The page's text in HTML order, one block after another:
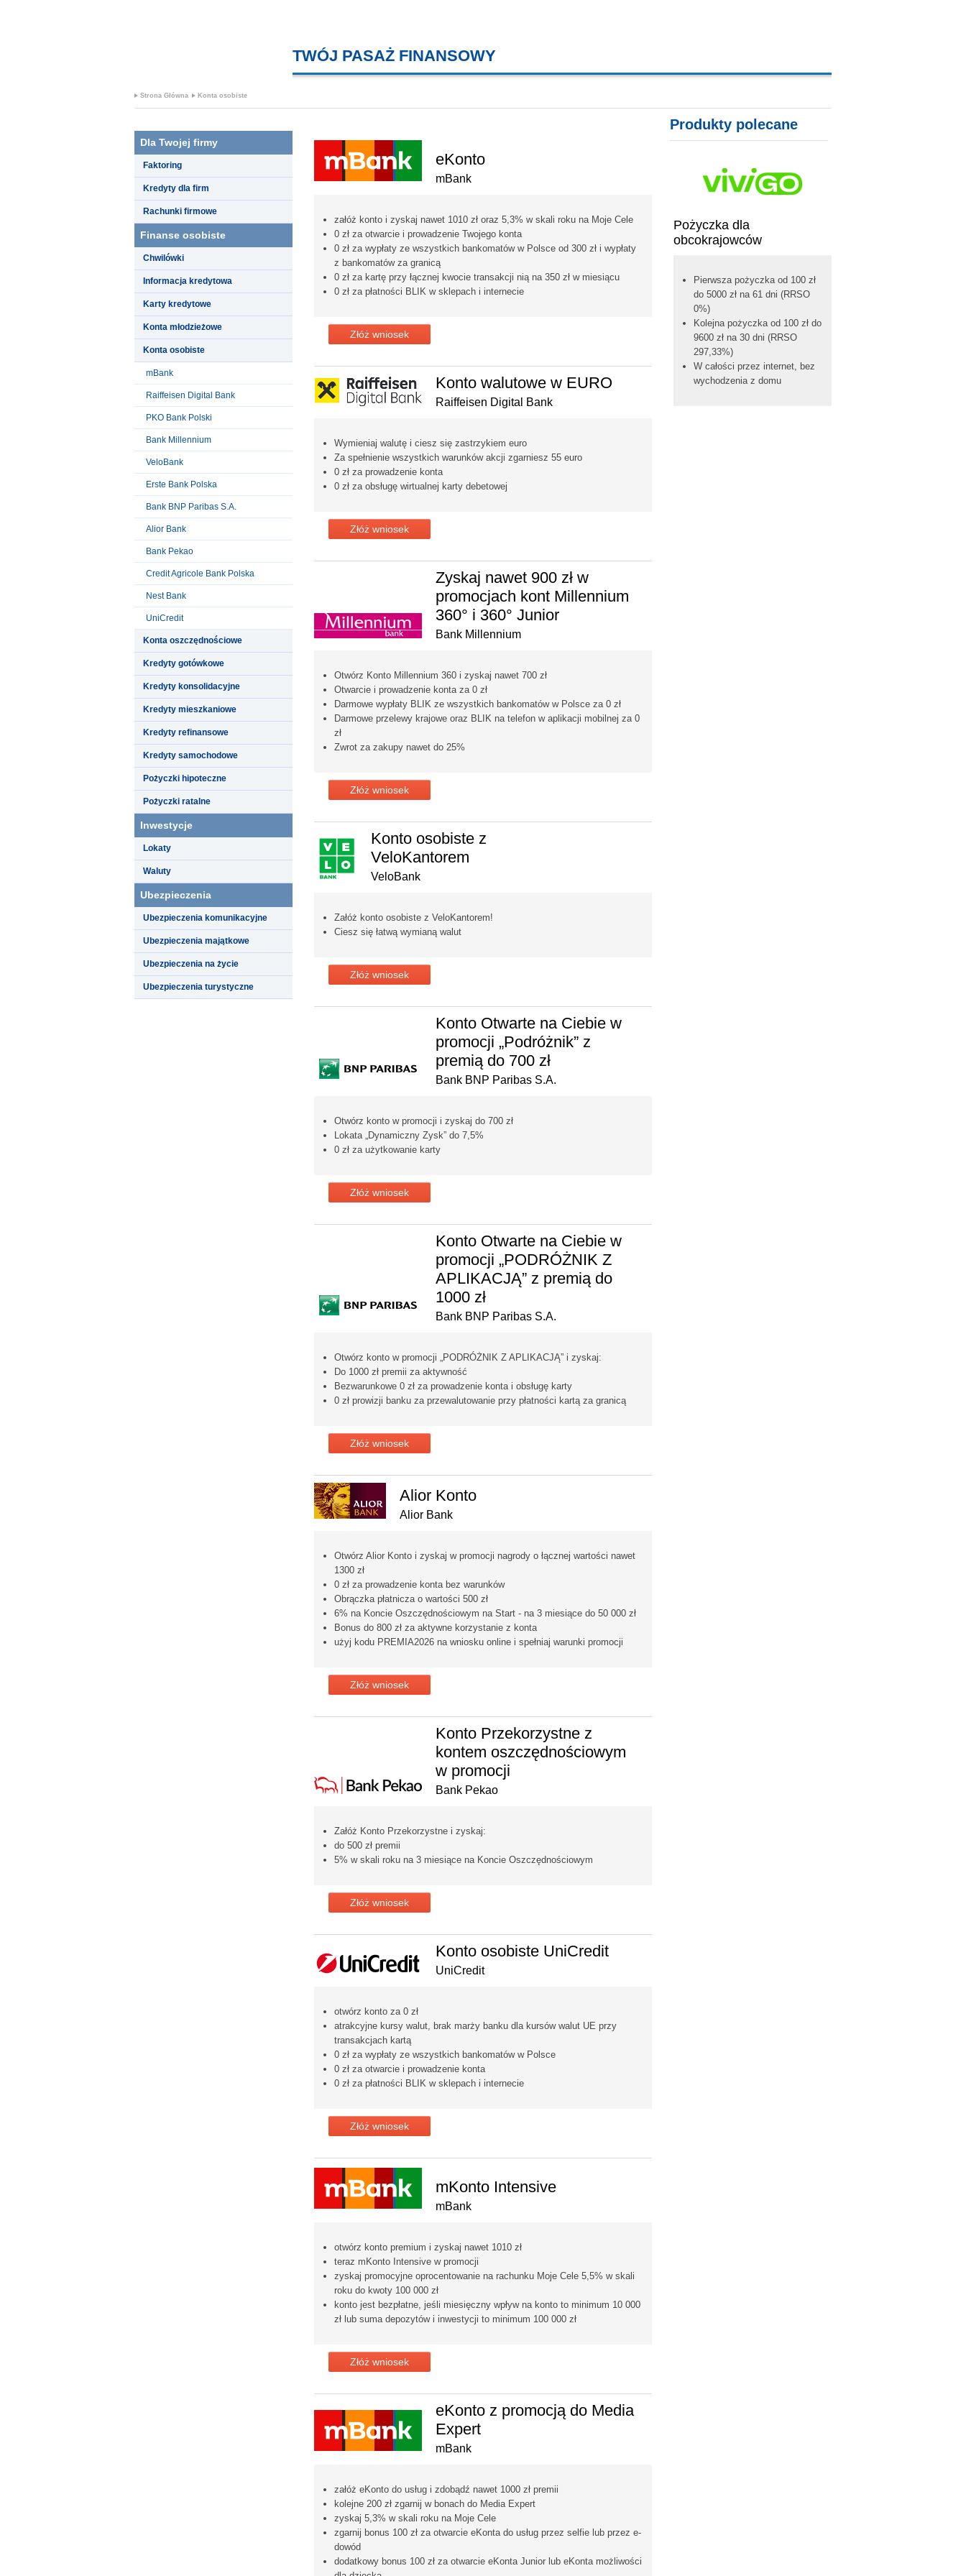
TWÓJ PASAŻ FINANSOWY
Strona Główna Konta osobiste
Dla Twojej firmy
Faktoring
Kredyty dla firm
Rachunki firmowe
Finanse osobiste
Chwilówki
Informacja kredytowa
Karty kredytowe
Konta młodzieżowe
Konta osobiste
mBank
Raiffeisen Digital Bank
PKO Bank Polski
Bank Millennium
VeloBank
Erste Bank Polska
Bank BNP Paribas S.A.
Alior Bank
Bank Pekao
Credit Agricole Bank Polska
Nest Bank
UniCredit
Konta oszczędnościowe
Kredyty gotówkowe
Kredyty konsolidacyjne
Kredyty mieszkaniowe
Kredyty refinansowe
Kredyty samochodowe
Pożyczki hipoteczne
Pożyczki ratalne
Inwestycje
Lokaty
Waluty
Ubezpieczenia
Ubezpieczenia komunikacyjne
Ubezpieczenia majątkowe
Ubezpieczenia na życie
Ubezpieczenia turystyczne
eKonto
mBank
załóż konto i zyskaj nawet 1010 zł oraz 5,3% w skali roku na Moje Cele
0 zł za otwarcie i prowadzenie Twojego konta
0 zł za wypłaty ze wszystkich bankomatów w Polsce od 300 zł i wypłaty
z bankomatów za granicą
0 zł za kartę przy łącznej kwocie transakcji nią na 350 zł w miesiącu
0 zł za płatności BLIK w sklepach i internecie
Złóż wniosek
Konto walutowe w EURO
Raiffeisen Digital Bank
Wymieniaj walutę i ciesz się zastrzykiem euro
Za spełnienie wszystkich warunków akcji zgarniesz 55 euro
0 zł za prowadzenie konta
0 zł za obsługę wirtualnej karty debetowej
Złóż wniosek
Zyskaj nawet 900 zł w
promocjach kont Millennium
360° i 360° Junior
Bank Millennium
Otwórz Konto Millennium 360 i zyskaj nawet 700 zł
Otwarcie i prowadzenie konta za 0 zł
Darmowe wypłaty BLIK ze wszystkich bankomatów w Polsce za 0 zł
Darmowe przelewy krajowe oraz BLIK na telefon w aplikacji mobilnej za 0
zł
Zwrot za zakupy nawet do 25%
Złóż wniosek
Konto osobiste z
VeloKantorem
VeloBank
Załóż konto osobiste z VeloKantorem!
Ciesz się łatwą wymianą walut
Złóż wniosek
Konto Otwarte na Ciebie w
promocji „Podróżnik” z
premią do 700 zł
Bank BNP Paribas S.A.
Otwórz konto w promocji i zyskaj do 700 zł
Lokata „Dynamiczny Zysk” do 7,5%
0 zł za użytkowanie karty
Złóż wniosek
Konto Otwarte na Ciebie w
promocji „PODRÓŻNIK Z
APLIKACJĄ” z premią do
1000 zł
Bank BNP Paribas S.A.
Otwórz konto w promocji „PODRÓŻNIK Z APLIKACJĄ” i zyskaj:
Do 1000 zł premii za aktywność
Bezwarunkowe 0 zł za prowadzenie konta i obsługę karty
0 zł prowizji banku za przewalutowanie przy płatności kartą za granicą
Złóż wniosek
Alior Konto
Alior Bank
Otwórz Alior Konto i zyskaj w promocji nagrody o łącznej wartości nawet
1300 zł
0 zł za prowadzenie konta bez warunków
Obrączka płatnicza o wartości 500 zł
6% na Koncie Oszczędnościowym na Start - na 3 miesiące do 50 000 zł
Bonus do 800 zł za aktywne korzystanie z konta
użyj kodu PREMIA2026 na wniosku online i spełniaj warunki promocji
Złóż wniosek
Konto Przekorzystne z
kontem oszczędnościowym
w promocji
Bank Pekao
Załóż Konto Przekorzystne i zyskaj:
do 500 zł premii
5% w skali roku na 3 miesiące na Koncie Oszczędnościowym
Złóż wniosek
Konto osobiste UniCredit
UniCredit
otwórz konto za 0 zł
atrakcyjne kursy walut, brak marży banku dla kursów walut UE przy
transakcjach kartą
0 zł za wypłaty ze wszystkich bankomatów w Polsce
0 zł za otwarcie i prowadzenie konta
0 zł za płatności BLIK w sklepach i internecie
Złóż wniosek
mKonto Intensive
mBank
otwórz konto premium i zyskaj nawet 1010 zł
teraz mKonto Intensive w promocji
zyskaj promocyjne oprocentowanie na rachunku Moje Cele 5,5% w skali
roku do kwoty 100 000 zł
konto jest bezpłatne, jeśli miesięczny wpływ na konto to minimum 10 000
zł lub suma depozytów i inwestycji to minimum 100 000 zł
Złóż wniosek
eKonto z promocją do Media
Expert
mBank
załóż eKonto do usług i zdobądź nawet 1000 zł premii
kolejne 200 zł zgarnij w bonach do Media Expert
zyskaj 5,3% w skali roku na Moje Cele
zgarnij bonus 100 zł za otwarcie eKonta do usług przez selfie lub przez e-
dowód
dodatkowy bonus 100 zł za otwarcie eKonta Junior lub eKonta możliwości
Produkty polecane
Pożyczka dla
obcokrajowców
Pierwsza pożyczka od 100 zł
do 5000 zł na 61 dni (RRSO
0%)
Kolejna pożyczka od 100 zł do
9600 zł na 30 dni (RRSO
297,33%)
W całości przez internet, bez
wychodzenia z domu